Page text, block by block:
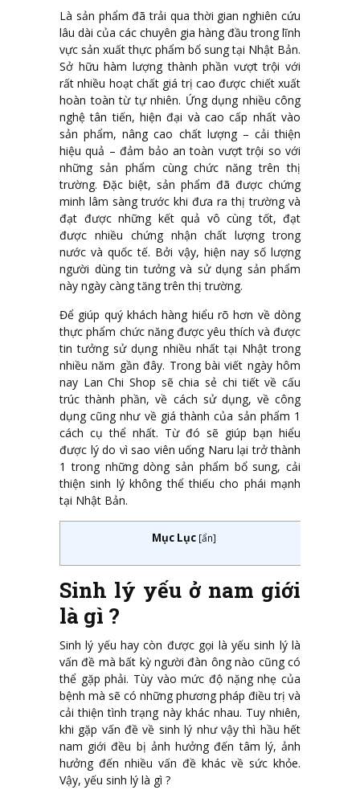
Là sản phẩm đã trải qua thời gian nghiên cứu
lâu dài của các chuyên gia hàng đầu trong lĩnh
vực sản xuất thực phẩm bổ sung tại Nhật Bản.
Sở hữu hàm lượng thành phần vượt trội với
rất nhiều hoạt chất giá trị cao được chiết xuất
hoàn toàn từ tự nhiên. Ứng dụng nhiều công
nghệ tân tiến, hiện đại và cao cấp nhất vào
sản phẩm, nâng cao chất lượng – cải thiện
hiệu quả – đảm bảo an toàn vượt trội so với
những sản phẩm cùng chức năng trên thị
trường. Đặc biệt, sản phẩm đã được chứng
minh lâm sàng trước khi đưa ra thị trường và
đạt được những kết quả vô cùng tốt, đạt
được nhiều chứng nhận chất lượng trong
nước và quốc tế. Bởi vậy, hiện nay số lượng
người dùng tin tưởng và sử dụng sản phẩm
này ngày càng tăng trên thị trường.
Để giúp quý khách hàng hiểu rõ hơn về dòng
thực phẩm chức năng được yêu thích và được
tin tưởng sử dụng nhiều nhất tại Nhật trong
nhiều năm gần đây. Trong bài viết ngày hôm
nay Lan Chi Shop sẽ chia sẻ chi tiết về cấu
trúc thành phần, về cách sử dụng, về công
dụng cũng như về giá thành của sản phẩm 1
cách cụ thể nhất. Từ đó sẽ giúp bạn hiểu
được lý do vì sao viên uống Naru lại trở thành
1 trong những dòng sản phẩm bổ sung, cải
thiện sinh lý không thể thiếu cho phái mạnh
tại Nhật Bản.
Mục Lục [ẩn]
Sinh lý yếu ở nam giới
là gì ?
Sinh lý yếu hay còn được gọi là yếu sinh lý là
vấn đề mà bất kỳ người đàn ông nào cũng có
thể gặp phải. Tùy vào mức độ nặng nhẹ của
bệnh mà sẽ có những phương pháp điều trị và
cải thiện tình trạng này khác nhau. Tuy nhiên,
khi gặp vấn đề về sinh lý như vậy thì hầu hết
nam giới đều bị ảnh hưởng đến tâm lý, ảnh
hưởng đến nhiều vấn đề khác về sức khỏe.
Vậy, yếu sinh lý là gì ?